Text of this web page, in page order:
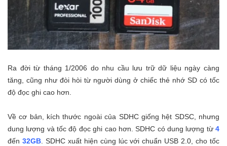
Ra đời từ tháng 1/2006 do nhu cầu lưu trữ dữ liệu ngày càng
tăng, cũng như đòi hòi từ người dùng ở chiếc thẻ nhớ SD có tốc
độ đọc ghi cao hơn.
Về cơ bản, kích thước ngoài của SDHC giống hệt SDSC, nhưng
dung lượng và tốc độ đọc ghi cao hơn. SDHC có dung lượng từ 4
đến 32GB. SDHC xuất hiện cùng lúc với chuẩn USB 2.0, cho tốc